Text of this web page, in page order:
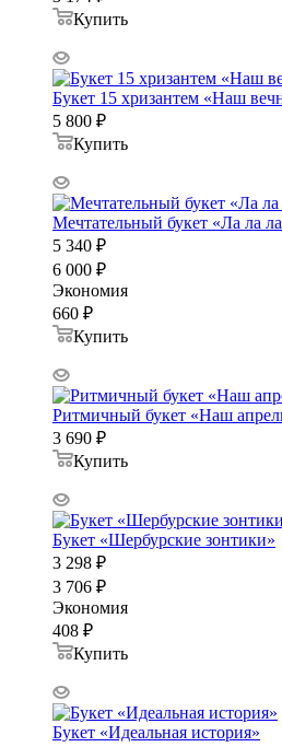
Купить
Букет 15 хризантем «Наш
5 800 ₽
Купить
Мечтательный букет «Ла ла
5 340 ₽
6 000 ₽
Экономия
660 ₽
Купить
Ритмичный букет «Наш
3 690 ₽
Купить
Букет «Шербурские зонтики»
3 298 ₽
3 706 ₽
Экономия
408 ₽
Купить
Букет «Идеальная история»